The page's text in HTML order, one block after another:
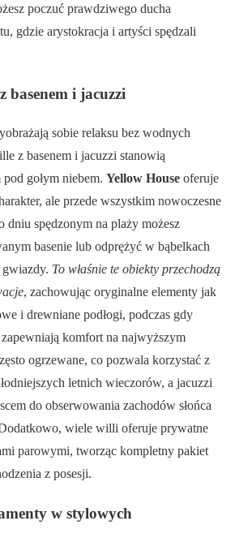
poczuć prawdziwego ducha
gdzie arystokracja i artyści spędzali
basenem i jacuzzi
sobie relaksu bez wodnych
z basenem i jacuzzi stanowią
gołym niebem. Yellow House oferuje
ale przede wszystkim nowoczesne
dniu spędzonym na plaży możesz
basenie lub odprężyć w bąbelkach
To właśnie te obiekty przechodzą
, zachowując oryginalne elementy jak
i drewniane podłogi, podczas gdy
komfort na najwyższym
ogrzewane, co pozwala korzystać z
letnich wieczorów, a jacuzzi
do obserwowania zachodów słońca
wiele willi oferuje prywatne
parowymi, tworząc kompletny pakiet
z posesji.
w stylowych